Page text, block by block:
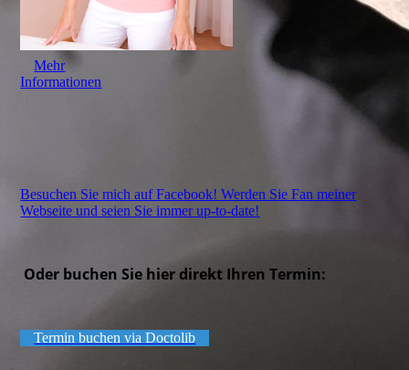
Mehr
Informationen
Besuchen Sie mich auf Facebook! Werden Sie Fan meiner
Webseite und seien Sie immer up-to-date!
Oder buchen Sie hier direkt Ihren Termin:
Termin buchen via Doctolib